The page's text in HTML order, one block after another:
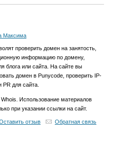
Максима
проверить домен на занятость,
информацию по домену,
блога или сайта. На сайте вы
домен в Punycode, проверить IP-
PR для сайта.
Использование материалов
при указании ссылки на сайт.
отзыв
Обратная связь